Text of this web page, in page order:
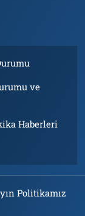
ve
Haberleri
Politikamız